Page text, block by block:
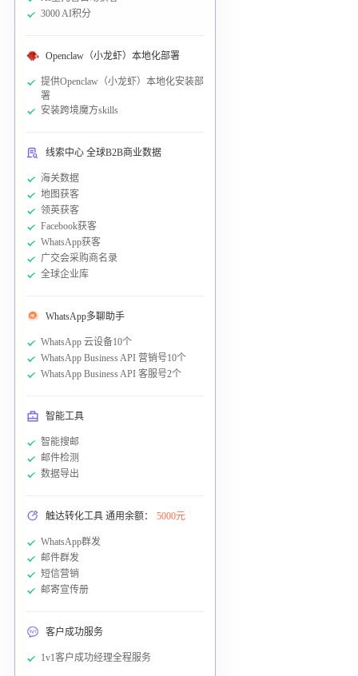
3000 AI积分
Openclaw（小龙虾）本地化部署
提供Openclaw（小龙虾）本地化安装部
署
安装跨境魔方skills
线索中心 全球B2B商业数据
海关数据
地图获客
领英获客
Facebook获客
WhatsApp获客
广交会采购商名录
全球企业库
WhatsApp多聊助手
WhatsApp 云设备10个
WhatsApp Business API 营销号10个
WhatsApp Business API 客服号2个
智能工具
智能搜邮
邮件检测
数据导出
触达转化工具 通用余额： 5000元
WhatsApp群发
邮件群发
短信营销
邮寄宣传册
客户成功服务
1v1客户成功经理全程服务